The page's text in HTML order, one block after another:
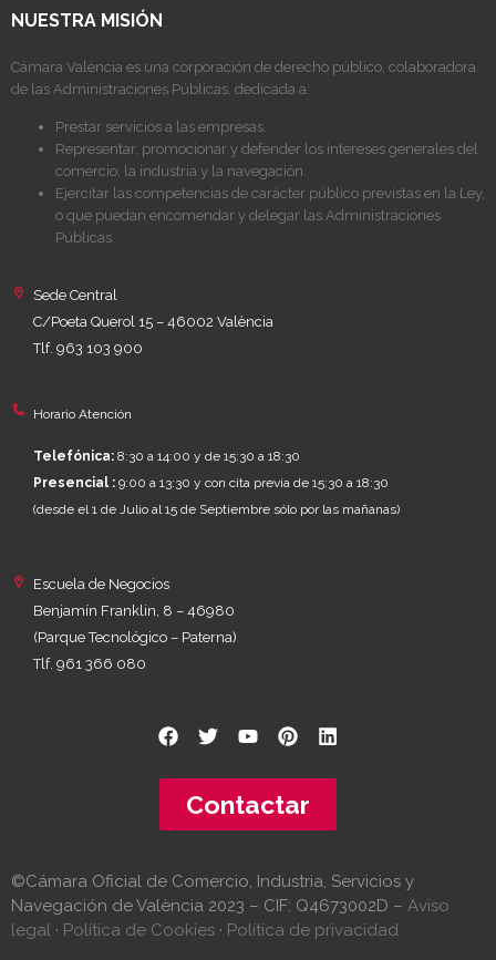
NUESTRA MISIÓN
Cámara València es una corporación de derecho público, colaboradora
de las Administraciones Públicas, dedicada a:
Prestar servicios a las empresas.
Representar, promocionar y defender los intereses generales del
comercio, la industria y la navegación.
Ejercitar las competencias de carácter público previstas en la Ley,
o que puedan encomendar y delegar las Administraciones
Públicas.
Sede Central
C/Poeta Querol 15 – 46002 València
Tlf. 963 103 900
Horario Atención
Telefónica: 8:30 a 14:00 y de 15:30 a 18:30
Presencial : 9:00 a 13:30 y con cita previa de 15:30 a 18:30
(desde el 1 de Julio al 15 de Septiembre sólo por las mañanas)
Escuela de Negocios
Benjamín Franklin, 8 – 46980
(Parque Tecnológico – Paterna)
Tlf. 961 366 080
Contactar
©Cámara Oficial de Comercio, Industria, Servicios y
Navegación de València 2023 – CIF: Q4673002D – Aviso
legal · Política de Cookies · Política de privacidad